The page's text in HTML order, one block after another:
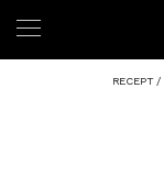
RECEPT/